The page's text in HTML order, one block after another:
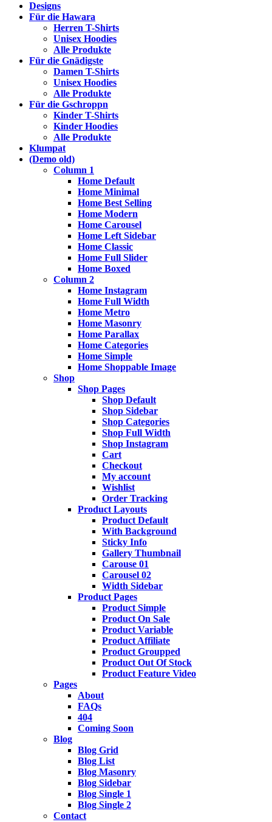
Designs
Für die Hawara
Herren T-Shirts
Unisex Hoodies
Alle Produkte
Für die Gnädigste
Damen T-Shirts
Unisex Hoodies
Alle Produkte
Für die Gschroppn
Kinder T-Shirts
Kinder Hoodies
Alle Produkte
Klumpat
(Demo old)
Column 1
Home Default
Home Minimal
Home Best Selling
Home Modern
Home Carousel
Home Left Sidebar
Home Classic
Home Full Slider
Home Boxed
Column 2
Home Instagram
Home Full Width
Home Metro
Home Masonry
Home Parallax
Home Categories
Home Simple
Home Shoppable Image
Shop
Shop Pages
Shop Default
Shop Sidebar
Shop Categories
Shop Full Width
Shop Instagram
Cart
Checkout
My account
Wishlist
Order Tracking
Product Layouts
Product Default
With Background
Sticky Info
Gallery Thumbnail
Carouse 01
Carousel 02
Width Sidebar
Product Pages
Product Simple
Product On Sale
Product Variable
Product Affiliate
Product Groupped
Product Out Of Stock
Product Feature Video
Pages
About
FAQs
404
Coming Soon
Blog
Blog Grid
Blog List
Blog Masonry
Blog Sidebar
Blog Single 1
Blog Single 2
Contact